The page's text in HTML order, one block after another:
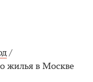
/
жилья в Москве